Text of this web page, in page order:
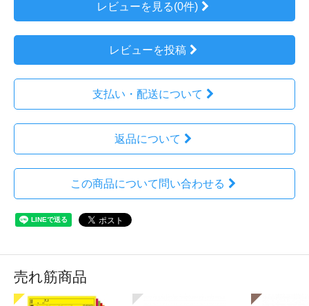
レビューを見る(0件)
レビューを投稿
支払い・配送について
返品について
この商品について問い合わせる
売れ筋商品